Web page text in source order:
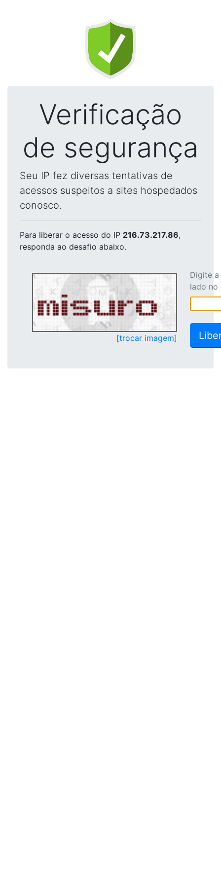
Verificação
de segurança
Seu IP fez diversas tentativas de
acessos suspeitos a sites hospedados
conosco.
Para liberar o acesso do IP 216.73.217.86,
responda ao desafio abaixo.
[trocar imagem]
Digite
lado no